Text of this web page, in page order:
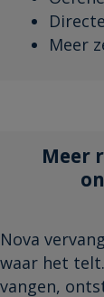
Meer
Meer
Nova
waar het
vangen,